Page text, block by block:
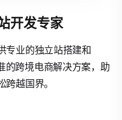
开发专家
专业的独立站搭建和
跨境电商解决方案，助
越国界。